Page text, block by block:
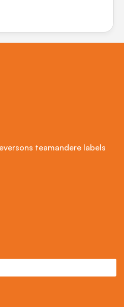
ons teamandere labels